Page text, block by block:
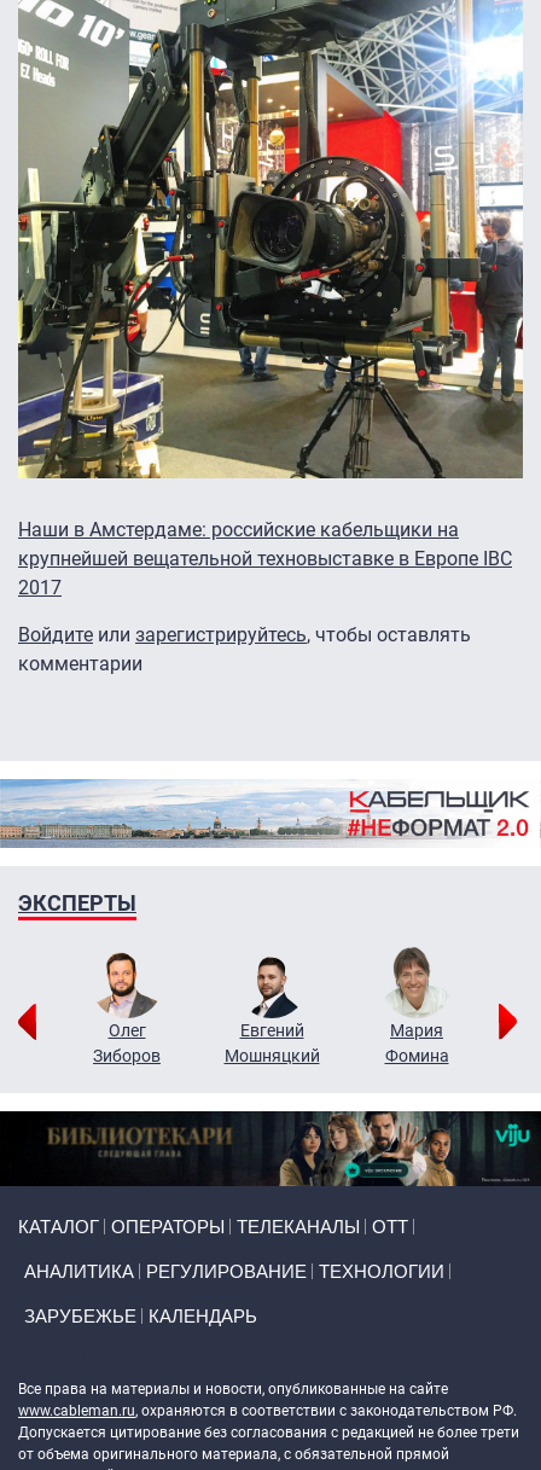
Наши в Амстердаме: российские кабельщики на
крупнейшей вещательной техновыставке в Европе IBC
2017
Войдите или зарегистрируйтесь, чтобы оставлять
комментарии
ЭКСПЕРТЫ
Олег
Зиборов
Евгений
Мошняцкий
Мария
Фомина
КАТАЛОГ ОПЕРАТОРЫ ТЕЛЕКАНАЛЫ ОТТ
АНАЛИТИКА РЕГУЛИРОВАНИЕ ТЕХНОЛОГИИ
ЗАРУБЕЖЬЕ КАЛЕНДАРЬ
Все права на материалы и новости, опубликованные на сайте
www.cableman.ru, охраняются в соответствии с законодательством РФ.
Допускается цитирование без согласования с редакцией не более трети
от объема оригинального материала, с обязательной прямой